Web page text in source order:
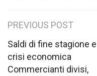
Post
navigation
PREVIOUS POST
Saldi di fine stagione e
crisi economica
Commercianti divisi,